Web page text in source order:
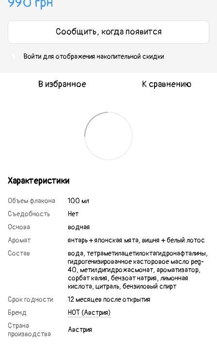
Сообщить, когда появится
Войти для отображения накопительной скидки
В избранное К сравнению
Характеристики
Объем флакона
100 мл
Съедобность
Нет
Основа
водная
Аромат
янтарь + японская мята, вишня + белый лотос
Состав
вода, тетраметилацетилоктагидронафталины,
гидрогенизированное касторовое масло peg-
40, метилдигидрожасмонат, ароматизатор,
сорбат калия, бензоат натрия, лимонная
кислота, цитраль, бензиловый спирт
Срок годности
12 месяцев после открытия
Бренд
HOT (Австрия)
Страна
производства
Австрия